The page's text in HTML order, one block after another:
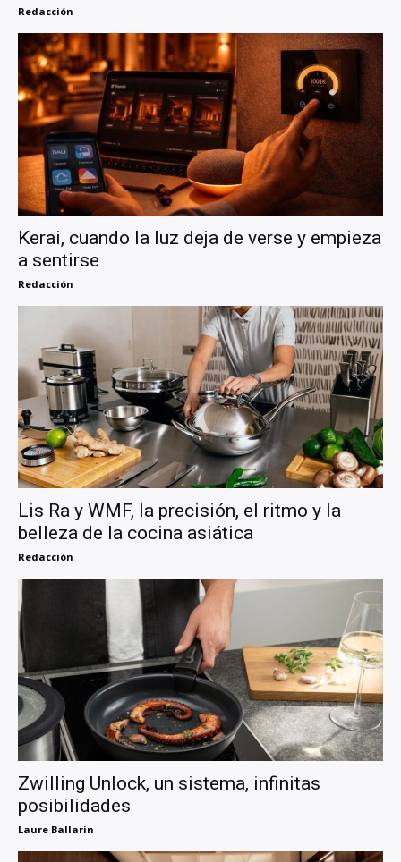
Redacción
Kerai, cuando la luz deja de verse y empieza
a sentirse
Redacción
Lis Ra y WMF, la precisión, el ritmo y la
belleza de la cocina asiática
Redacción
Zwilling Unlock, un sistema, infinitas
posibilidades
Laure Ballarin